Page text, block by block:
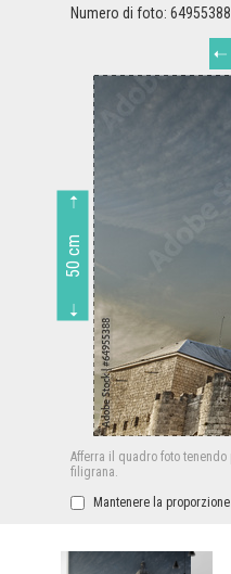
Numero di foto:
50 cm
Afferra il quadro foto
filigrana.
Mantenere la